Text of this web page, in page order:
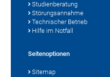
Studienberatung
Störungsannahme
Technischer Betrieb
Hilfe im Notfall
Seitenoptionen
Sitemap